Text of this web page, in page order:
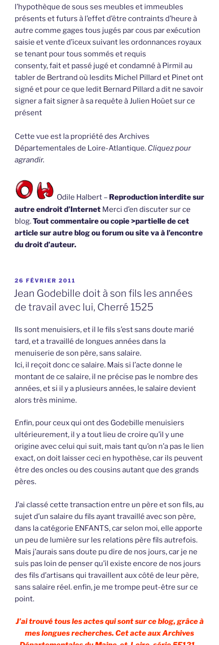
l’hypothèque de sous ses meubles et immeubles
présents et futurs à l’effet d’être contraints d’heure à
autre comme gages tous jugés par cous par exécution
saisie et vente d’iceux suivant les ordonnances royaux
se tenant pour tous sommés et requis
consenty, fait et passé jugé et condamné à Pirmil au
tabler de Bertrand où lesdits Michel Pillard et Pinet ont
signé et pour ce que ledit Bernard Pillard a dit ne savoir
signer a fait signer à sa requête à Julien Hoüet sur ce
présent
Cette vue est la propriété des Archives
Départementales de Loire-Atlantique. Cliquez pour
agrandir.
Odile Halbert – Reproduction interdite sur
autre endroit d’Internet Merci d’en discuter sur ce
blog.Tout commentaire ou copie >partielle de cet
article sur autre blog ou forum ou site va à l’encontre
du droit d’auteur.
PUBLIÉ
LE
26 FÉVRIER 2011
Jean Godebille doit à son fils les années
de travail avec lui, Cherré 1525
Ils sont menuisiers, et il le fils s’est sans doute marié
tard, et a travaillé de longues années dans la
menuiserie de son père, sans salaire.
Ici, il reçoit donc ce salaire. Mais si l’acte donne le
montant de ce salaire, il ne précise pas le nombre des
années, et si il y a plusieurs années, le salaire devient
alors très minime.
Enfin, pour ceux qui ont des Godebille menuisiers
ultérieurement, il y a tout lieu de croire qu’il y une
origine avec celui qui suit, mais tant qu’on n’a pas le lien
exact, on doit laisser ceci en hypothèse, car ils peuvent
être des oncles ou des cousins autant que des grands
pères.
J’ai classé cette transaction entre un père et son fils, au
sujet d’un salaire du fils ayant travaillé avec son père,
dans la catégorie ENFANTS, car selon moi, elle apporte
un peu de lumière sur les relations père fils autrefois.
Mais j’aurais sans doute pu dire de nos jours, car je ne
suis pas loin de penser qu’il existe encore de nos jours
des fils d’artisans qui travaillent aux côté de leur père,
sans salaire réel. enfin, je me trompe peut-être sur ce
point.
J’ai trouvé tous les actes qui sont sur ce blog, grâce à
mes longues recherches. Cet acte aux Archives